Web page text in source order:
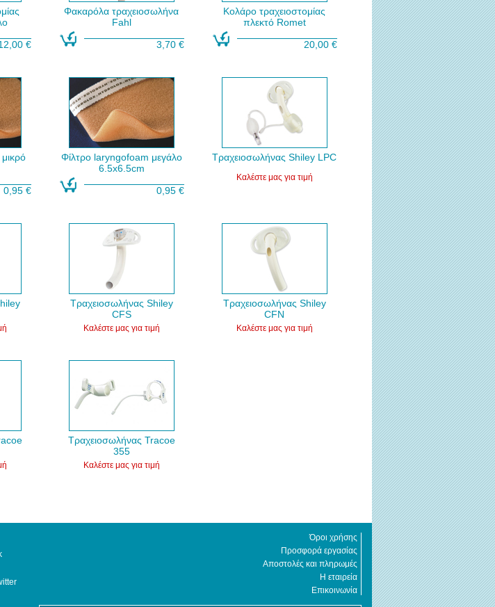
€
Φακαρόλα τραχειοσωλήνα
Fahl
3,70 €
Κολάρο τραχειοστομίας
πλεκτό Romet
20,00 €
0,95 €
Φίλτρο laryngofoam μεγάλο
6.5x6.5cm
0,95 €
Τραχειοσωλήνας Shiley LPC
Καλέστε μας για τιμή
Τραχειοσωλήνας Shiley
CFS
Καλέστε μας για τιμή
Τραχειοσωλήνας Shiley
CFN
Καλέστε μας για τιμή
Τραχειοσωλήνας Tracoe
355
Καλέστε μας για τιμή
Όροι χρήσης
Προσφορά εργασίας
Αποστολές και πληρωμές
Η εταιρεία
Επικοινωνία